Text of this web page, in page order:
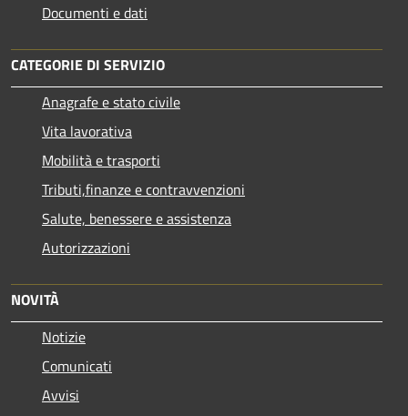
Documenti e dati
CATEGORIE DI SERVIZIO
Anagrafe e stato civile
Vita lavorativa
Mobilità e trasporti
Tributi,finanze e contravvenzioni
Salute, benessere e assistenza
Autorizzazioni
NOVITÀ
Notizie
Comunicati
Avvisi